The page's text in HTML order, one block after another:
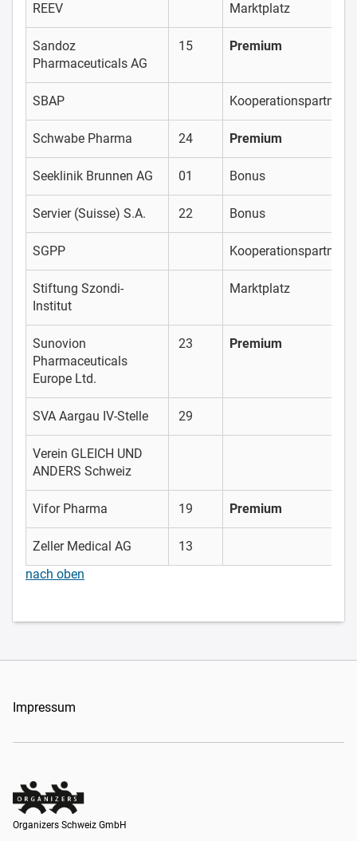
REEV Marktplatz
Sandoz
Pharmaceuticals AG
15 Premium
SBAP Kooperationspartner
Schwabe Pharma 24 Premium
Seeklinik Brunnen AG 01 Bonus
Servier (Suisse) S.A. 22 Bonus
SGPP Kooperationspartner
Stiftung Szondi-
Institut
Marktplatz
Sunovion
Pharmaceuticals
Europe Ltd.
23 Premium
SVA Aargau IV-Stelle 29
Verein GLEICH UND
ANDERS Schweiz
Vifor Pharma 19 Premium
Zeller Medical AG
13
nach oben
Impressum
Organizers Schweiz GmbH
Organizers Schweiz GmbH